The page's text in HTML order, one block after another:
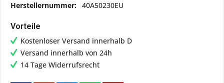
Herstellernummer: 40A50230EU
Vorteile
Kostenloser Versand innerhalb D
Versand innerhalb von 24h
14 Tage Widerrufsrecht